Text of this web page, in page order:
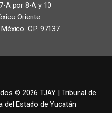
A por 8-A y 10
Oriente
C.P. 97137
© 2026 TJAY | Tribunal de
del Estado de Yucatán